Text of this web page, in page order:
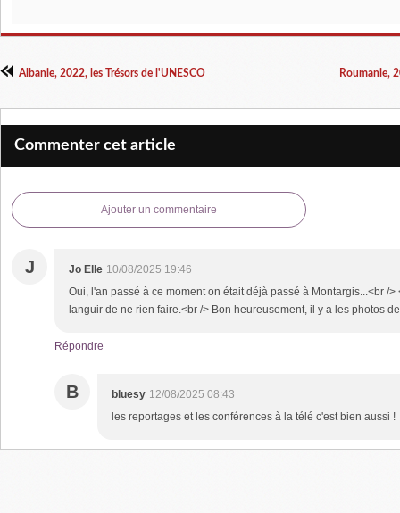
Albanie, 2022, les Trésors de l'UNESCO Roumanie,
Commenter cet article
Ajouter un commentaire
J Jo Elle 10/08/2025 19:46
Oui, l'an passé à ce moment on était déjà passé à Montargis...<br />
languir de ne rien faire.<br /> Bon heureusement, il y a les photos
Répondre
B bluesy 12/08/2025 08:43
les reportages et les conférences à la télé c'est bien aussi !